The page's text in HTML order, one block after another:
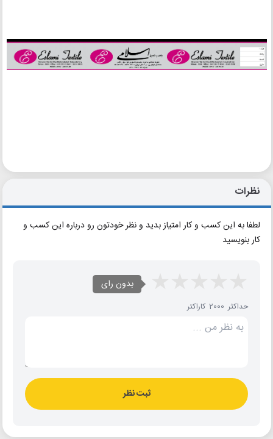
نظرات
لطفا به این کسب و کار امتیاز بدید و نظر خودتون رو درباره این کسب و
کار بنویسید
بدون رای
حداکثر 2000 کاراکتر
ثبت نظر